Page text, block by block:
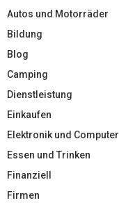
Autos und Motorräder
Bildung
Blog
Camping
Dienstleistung
Einkaufen
Elektronik und Computer
Essen und Trinken
Finanziell
Firmen